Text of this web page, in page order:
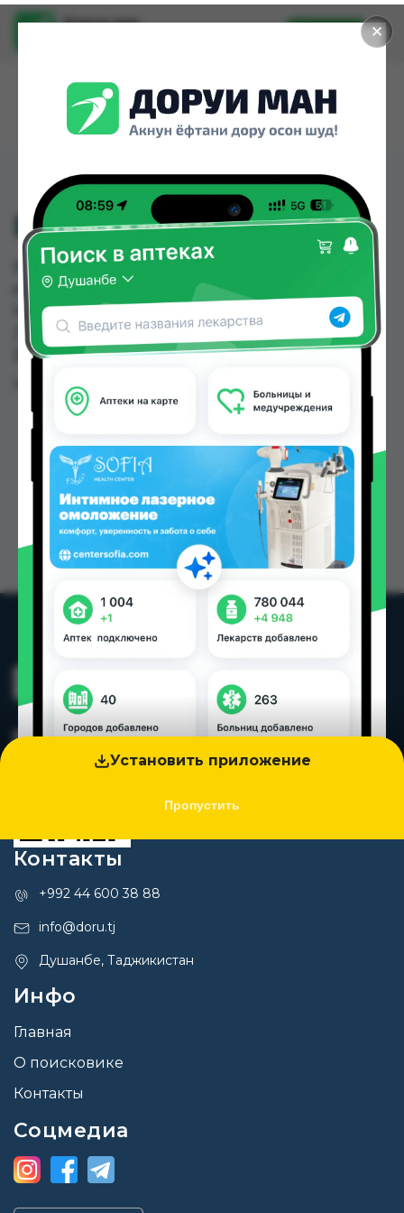
✕
Установить приложение
Пропустить
Доруи ман
Установить
ВИТА-К2 КАПС №30
ВИТА-К2 КАПС №30 можно купить или заказать
в аптеках, Дорухонаи "Гулчехр", Дорухонаи
Мадад (Буратино), Саховат (Гулбаҳор), Саховат
(Панҷшанбе) по цене от 2.43 TJS до 76.00 TJS в
Душанбе и других городах Таджикистана
Цена: от2.43 TJS
Контакты
+992 44 600 38 88
info@doru.tj
Душанбе, Таджикистан
Инфо
Главная
О поисковике
Контакты
Соцмедиа